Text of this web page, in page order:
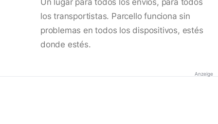
los transportistas. Parcello funciona sin
problemas en todos los dispositivos, estés
donde estés.
Anzeige